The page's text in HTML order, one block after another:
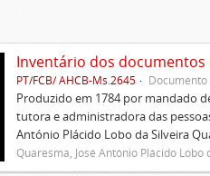
Inventário dos
PT/FCB/ AHCB-Ms.2645 Documento
Produzido em 1784 por mandado
tutora e administradora das
António Plácido Lobo da Silveira
Quaresma, José António Plácido Lobo